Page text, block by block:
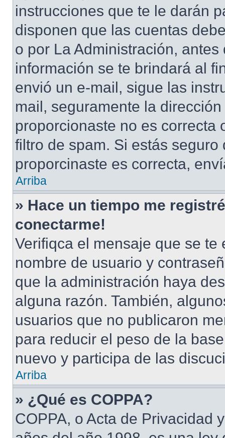
instrucciones que te le darán
disponen que las cuentas
o por La Administración,
información se te brindará al
envió un e-mail, sigue las
mail, seguramente la
proporcionaste no es correcta
filtro de spam. Si estás
proporcinaste es correcta,
Arriba
» Hace un tiempo me
conectarme!
Verifiqca el mensaje que se
nombre de usuario y
que la administración haya
alguna razón. También,
usuarios que no publicaron
para reducir el peso de la
nuevo y participa de las
Arriba
» ¿Qué es COPPA?
COPPA, o Acta de Privacidad